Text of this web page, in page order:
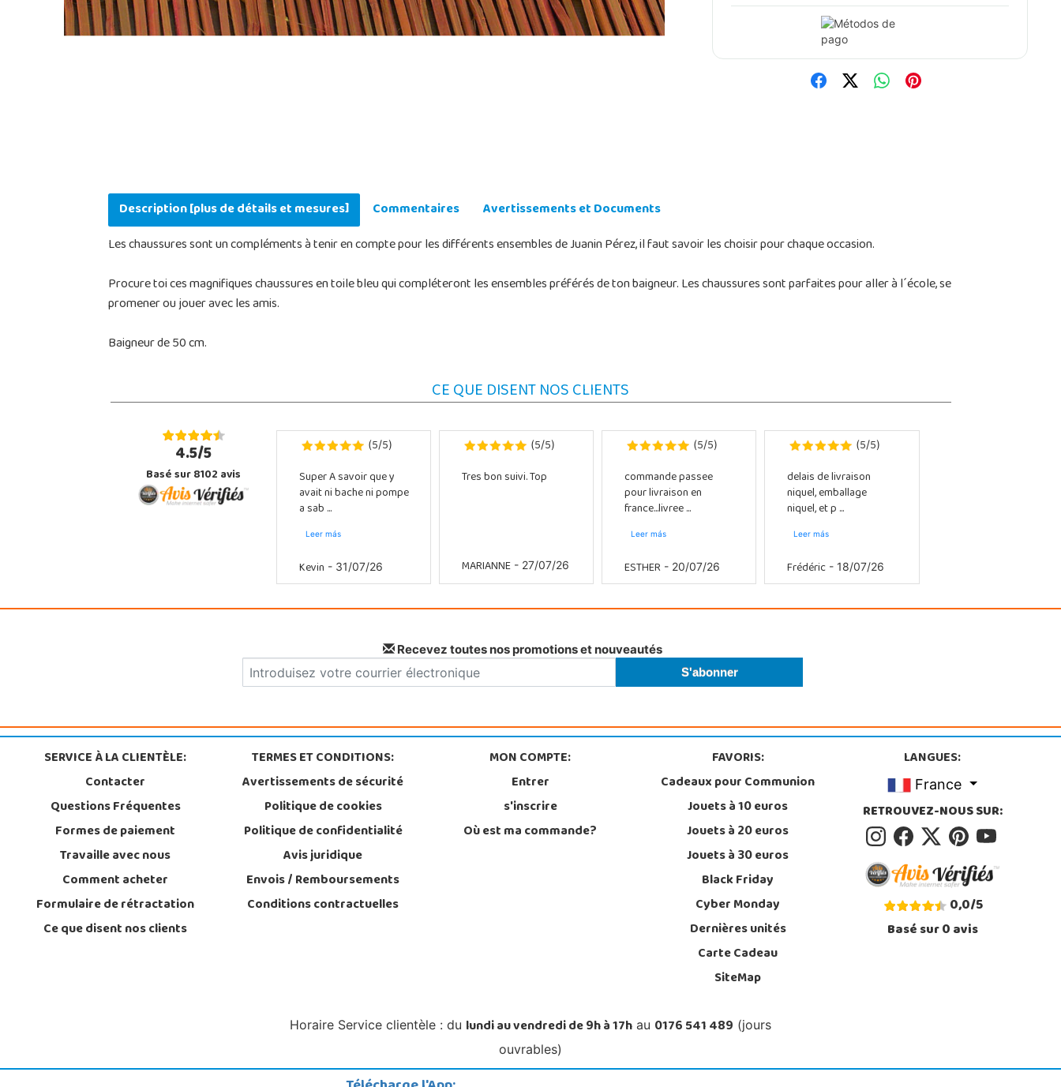
Description [plus de détails et mesures] Commentaires
Avertissements et Documents
Les chaussures sont un compléments à tenir en compte pour les différents ensembles de Juanin Pérez, il faut savoir les choisir pour chaque occasion.
Procure toi ces magnifiques chaussures en toile bleu qui compléteront les ensembles préférés de ton baigneur. Les chaussures sont parfaites pour aller à l´école, se
promener ou jouer avec les amis.
Baigneur de 50 cm.
CE QUE DISENT NOS CLIENTS
4.5/5
Basé sur 8102 avis
(5/5)
Super A savoir que y
avait ni bache ni pompe
a sab ...
Leer más
Kevin - 31/07/26
(5/5)
Tres bon suivi. Top
MARIANNE- 27/07/26
(5/5)
commande passee
pour livraison en
france...livree ...
Leer más
ESTHER- 20/07/26
(5/5)
delais de livraison
niquel, emballage
niquel, et p ...
Leer más
Frédéric- 18/07/26
Recevez toutes nos promotions et nouveautés
SERVICE À LA CLIENTÈLE:
Contacter
Questions Fréquentes
Formes de paiement
Travaille avec nous
Comment acheter
Formulaire de rétractation
Ce que disent nos clients
TERMES ET CONDITIONS:
Avertissements de sécurité
Politique de cookies
Politique de confidentialité
Avis juridique
Envois / Remboursements
Conditions contractuelles
MON COMPTE:
Entrer
s'inscrire
Où est ma commande?
FAVORIS:
Cadeaux pour Communion
Jouets à 10 euros
Jouets à 20 euros
Jouets à 30 euros
Black Friday
Cyber Monday
Dernières unités
Carte Cadeau
SiteMap
LANGUES:
France
RETROUVEZ-NOUS SUR:
0,0/5
Basé sur0avis
Horaire Service clientèle : du lundi au vendredi de 9h à 17h au 0176 541 489 (jours
ouvrables)